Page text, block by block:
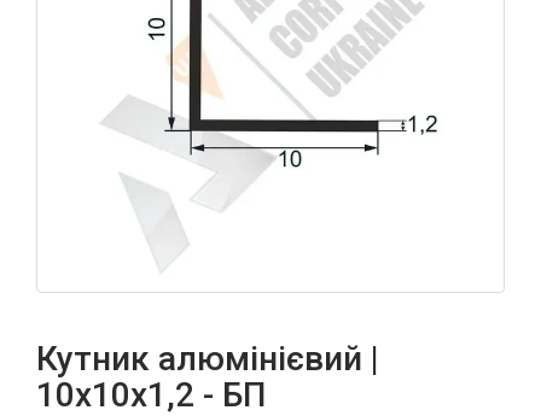
Кутник алюмінієвий |
10х10х1,2 - БП